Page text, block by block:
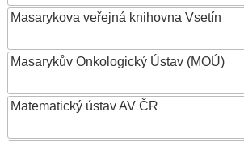
Masarykova veřejná knihovna Vsetín
Masarykův Onkologický Ústav (MOÚ)
Matematický ústav AV ČR